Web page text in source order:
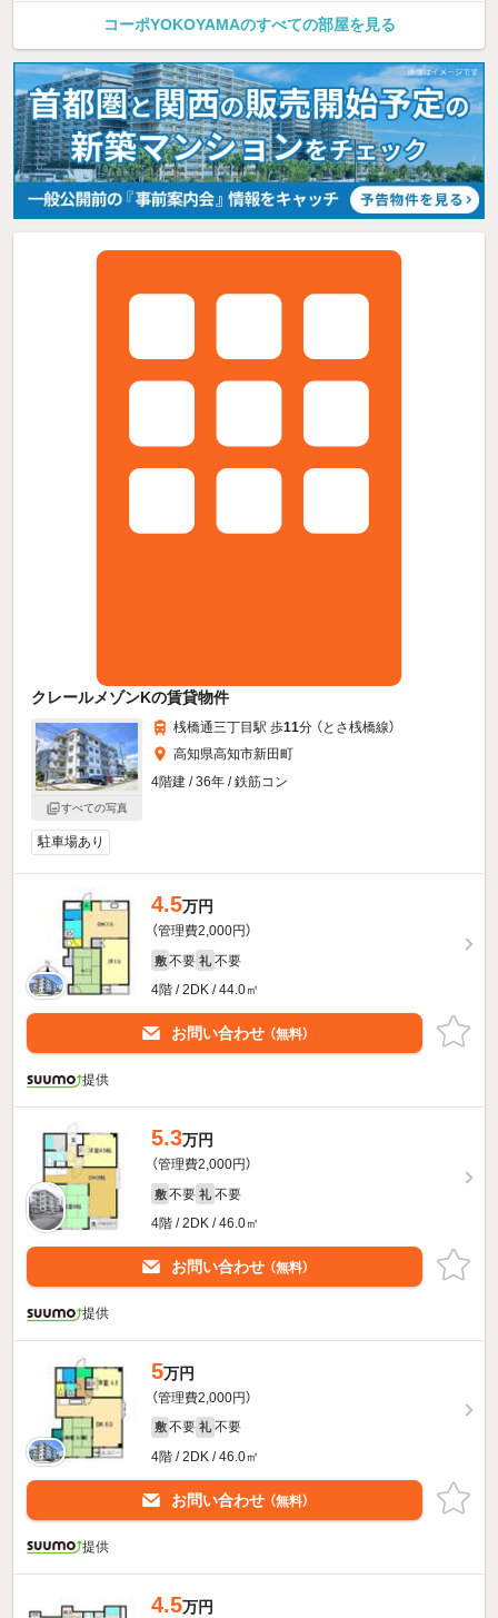
コーポYOKOYAMAのすべての部屋を見る
クレールメゾンKの賃貸物件
すべての写真
桟橋通三丁目駅 歩11分 （とさ桟橋線）
高知県高知市新田町
4階建 / 36年 / 鉄筋コン
駐車場あり
4.5万円
（管理費2,000円）
敷 不要 礼 不要
4階 / 2DK / 44.0㎡
お問い合わせ （無料）
提供
5.3万円
（管理費2,000円）
敷 不要 礼 不要
4階 / 2DK / 46.0㎡
お問い合わせ （無料）
提供
5万円
（管理費2,000円）
敷 不要 礼 不要
4階 / 2DK / 46.0㎡
お問い合わせ （無料）
提供
4.5万円